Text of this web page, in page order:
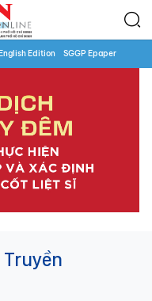
Edition SGGP Epaper